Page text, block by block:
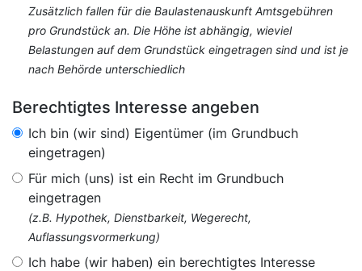
Zusätzlich fallen für die Baulastenauskunft Amtsgebühren
pro Grundstück an. Die Höhe ist abhängig, wieviel
Belastungen auf dem Grundstück eingetragen sind und ist je
nach Behörde unterschiedlich
Berechtigtes Interesse angeben
Ich bin (wir sind) Eigentümer (im Grundbuch
eingetragen)
Für mich (uns) ist ein Recht im Grundbuch
eingetragen
(z.B. Hypothek, Dienstbarkeit, Wegerecht,
Auflassungsvormerkung)
Ich habe (wir haben) ein berechtigtes Interesse